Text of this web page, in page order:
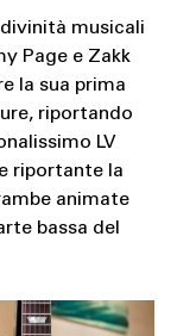
musicali
Page e Zakk
la sua prima
riportando
LV
riportante la
animate
bassa del